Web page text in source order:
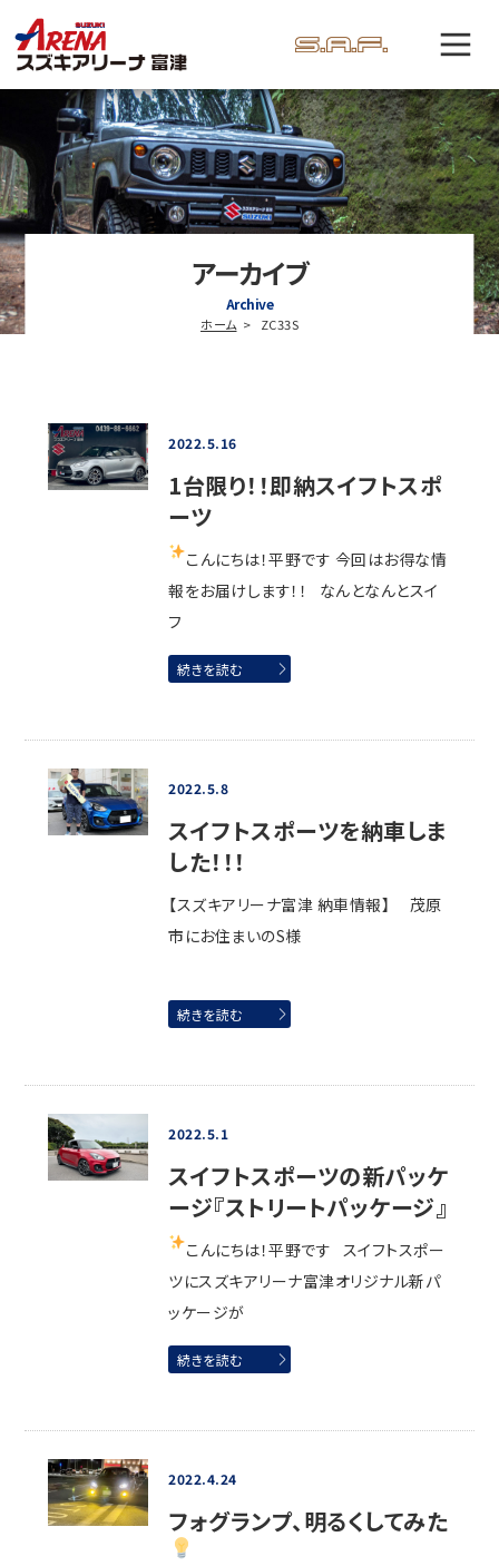
アーカイブ
Archive
ホーム ZC33S
2022.5.16
1台限り！！即納スイフトスポ
ーツ
こんにちは！平野です 今回はお得な情
報をお届けします！！ なんとなんとスイ
フ
続きを読む
2022.5.8
スイフトスポーツを納車しま
した！！！
【スズキアリーナ富津 納車情報】 茂原
市にお住まいのS様
続きを読む
2022.5.1
スイフトスポーツの新パッケ
ージ『ストリートパッケージ』
こんにちは！平野です スイフトスポー
ツにスズキアリーナ富津オリジナル新パ
ッケージが
続きを読む
2022.4.24
フォグランプ、明るくしてみた